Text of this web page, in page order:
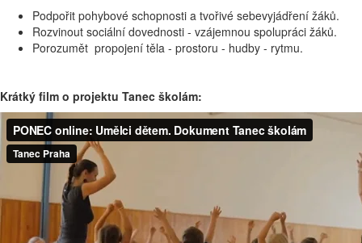
Podpořit pohybové schopnosti a tvořivé sebevyjádření žáků.
Rozvinout sociální dovednosti - vzájemnou spolupráci žáků.
Porozumět propojení těla - prostoru - hudby - rytmu.
Krátký film o projektu Tanec školám: